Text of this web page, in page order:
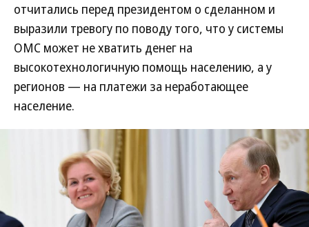
отчитались перед президентом о сделанном и
выразили тревогу по поводу того, что у системы
ОМС может не хватить денег на
высокотехнологичную помощь населению, а у
регионов — на платежи за неработающее
население.